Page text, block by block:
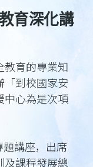
育深化講
教育的專業知
「到校國家安
中心為是次項
講座，出席
及課程發展總